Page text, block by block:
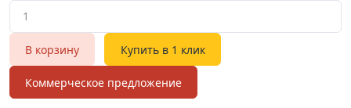
В корзину Купить в 1 клик
Коммерческое предложение